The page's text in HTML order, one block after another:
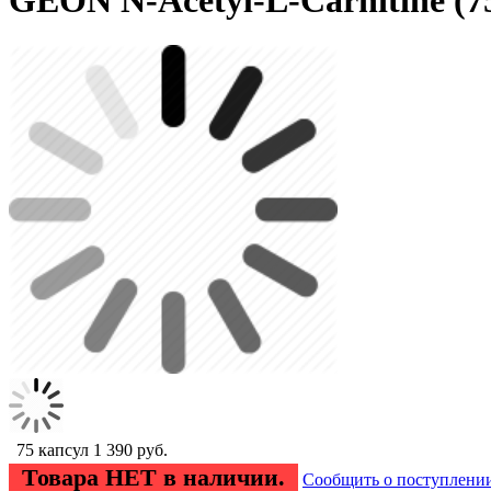
75 капсул 1 390 руб.
Товара НЕТ в наличии. Сообщить о